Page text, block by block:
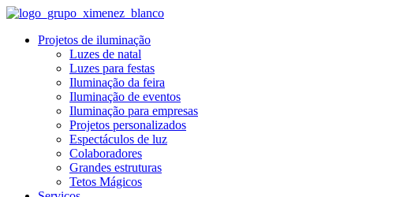
Projetos de iluminação
Luzes de natal
Luzes para festas
Iluminação da feira
Iluminação de eventos
Iluminação para empresas
Projetos personalizados
Espectáculos de luz
Colaboradores
Grandes estruturas
Tetos Mágicos